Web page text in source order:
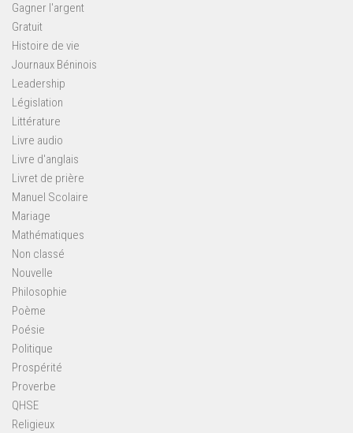
Gagner l'argent
Gratuit
Histoire de vie
Journaux Béninois
Leadership
Législation
Littérature
Livre audio
Livre d'anglais
Livret de prière
Manuel Scolaire
Mariage
Mathématiques
Non classé
Nouvelle
Philosophie
Poème
Poésie
Politique
Prospérité
Proverbe
QHSE
Religieux